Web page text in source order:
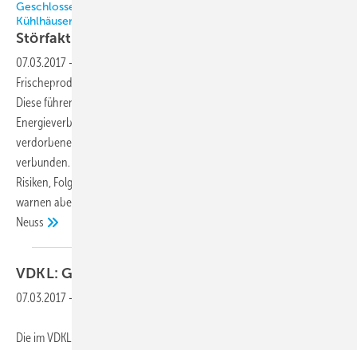
Geschlossener Kühlkreislauf verhindert Vereisungen in
Kühlhäusern
Störfaktoren nachhaltig
07.03.2017 -
Frischeprodukte trifft das gleiche Risiko: unkontrollierte Vereisungen.
Diese führen zu Betriebsstörungen, zu einem erhöhten
Energieverbrauch, zu Unfallrisiken, zur Geruchsbildung – bis hin zu
verdorbenen Waren. Dies alles ist mit Aufwand und Kosten
verbunden. Verschiedene Technologien schützen nachhaltig vor
Risiken, Folgen und außerplanmäßigen Aufwendungen. Experten
warnen aber auch vor „kontraproduktiven Lösungen“.
Neuss
VDKL: Gute Auslastung der
07.03.2017 -
Die im VDKL zusammengeschlossenen Kühlhäuser sind nach wie vor